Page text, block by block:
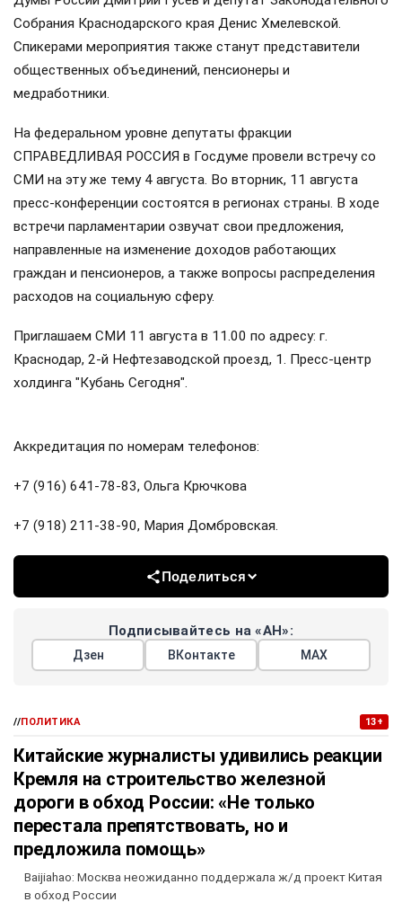
Собрания Краснодарского края Денис Хмелевской.
Спикерами мероприятия также станут представители
общественных объединений, пенсионеры и
медработники.
На федеральном уровне депутаты фракции
СПРАВЕДЛИВАЯ РОССИЯ в Госдуме провели встречу со
СМИ на эту же тему 4 августа. Во вторник, 11 августа
пресс-конференции состоятся в регионах страны. В ходе
встречи парламентарии озвучат свои предложения,
направленные на изменение доходов работающих
граждан и пенсионеров, а также вопросы распределения
расходов на социальную сферу.
Приглашаем СМИ 11 августа в 11.00 по адресу: г.
Краснодар, 2-й Нефтезаводской проезд, 1. Пресс-центр
холдинга "Кубань Сегодня".
Аккредитация по номерам телефонов:
+7 (916) 641-78-83, Ольга Крючкова
+7 (918) 211-38-90, Мария Домбровская.
Поделиться
Подписывайтесь на «АН»:
Дзен ВКонтакте МАХ
//ПОЛИТИКА 13+
Китайские журналисты удивились реакции
Кремля на строительство железной
дороги в обход России: «Не только
перестала препятствовать, но и
предложила помощь»
Baijiahao: Москва неожиданно поддержала ж/д проект Китая
в обход России